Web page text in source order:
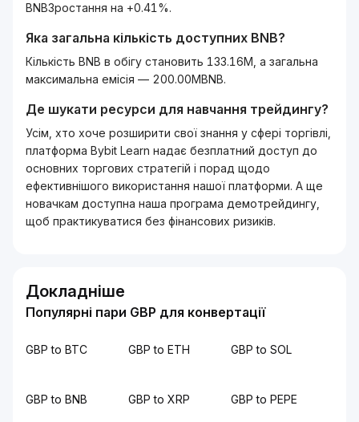
BNBЗростання на +0.41%.
Яка загальна кількість доступних BNB?
Кількість BNB в обігу становить 133.16M, а загальна
максимальна емісія — 200.00MBNB.
Де шукати ресурси для навчання трейдингу?
Усім, хто хоче розширити свої знання у сфері торгівлі,
платформа Bybit Learn надає безплатний доступ до
основних торгових стратегій і порад щодо
ефективнішого використання нашої платформи. А ще
новачкам доступна наша програма демотрейдингу,
щоб практикуватися без фінансових ризиків.
Докладніше
Популярні пари GBP для конвертації
GBP to BTC GBP to ETH GBP to SOL
GBP to BNB GBP to XRP GBP to PEPE